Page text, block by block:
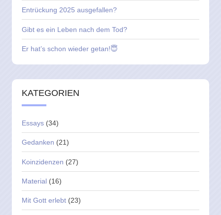
Entrückung 2025 ausgefallen?
Gibt es ein Leben nach dem Tod?
Er hat’s schon wieder getan!😇
KATEGORIEN
Essays (34)
Gedanken (21)
Koinzidenzen (27)
Material (16)
Mit Gott erlebt (23)